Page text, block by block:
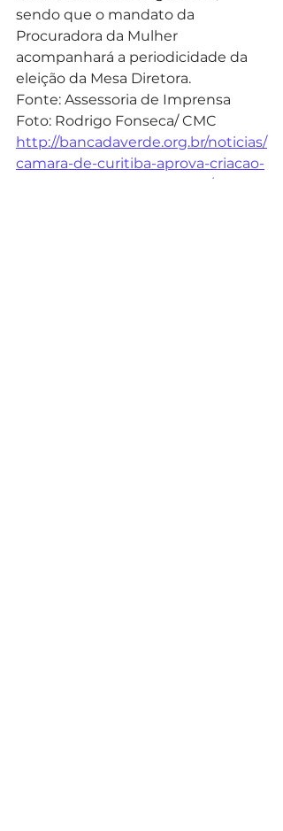
sendo que o mandato da
Procuradora da Mulher
acompanhará a periodicidade da
eleição da Mesa Diretora.
Fonte: Assessoria de Imprensa
Foto: Rodrigo Fonseca/ CMC
http://bancadaverde.org.br/noticias/
camara-de-curitiba-aprova-criacao-
da-procuradoria-da-mulher/